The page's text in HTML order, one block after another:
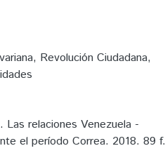
, Revolución Ciudadana,
Las relaciones Venezuela -
el período Correa. 2018. 89 f.